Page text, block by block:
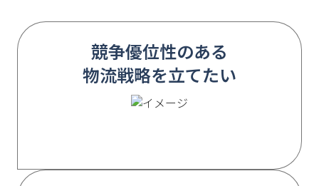
競争優位性のある
物流戦略を立てたい